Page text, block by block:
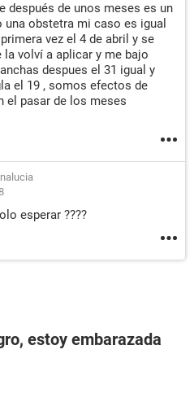
después de unos meses es un
obstetra mi caso es igual
vez el 4 de abril y se
volví a aplicar y me bajo
despues el 31 igual y
el 19 , somos efectos de
el pasar de los meses
esperar ????
estoy embarazada